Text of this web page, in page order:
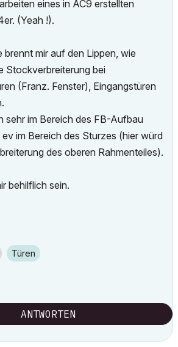
eines in AC9 erstellten
(Yeah !).
brennt mir auf den Lippen, wie
Stockverbreiterung bei
(Franz. Fenster), Eingangstüren
sehr im Bereich des FB-Aufbau
im Bereich des Sturzes (hier würd
des oberen Rahmenteiles).
behilflich sein.
Türen
ANTWORTEN